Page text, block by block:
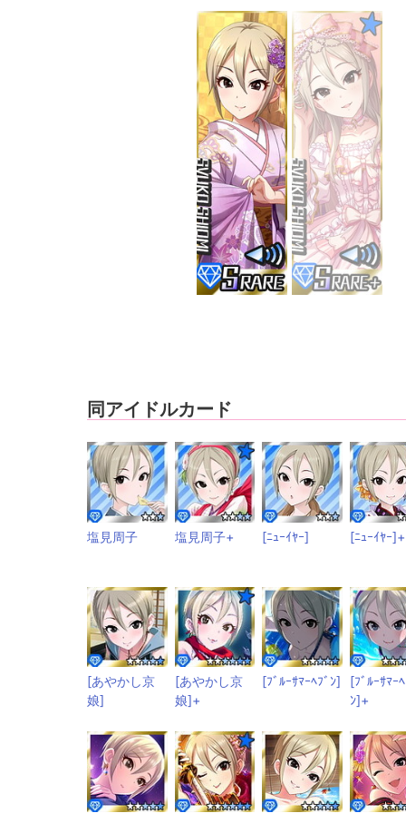
同アイドルカード
塩見周子 塩見周子+ [ﾆｭｰｲﾔｰ] [ﾆｭｰｲﾔｰ]+
[あやかし京
娘]
[あやかし京
娘]+
[ﾌﾞﾙｰｻﾏｰﾍﾌﾞﾝ]
[ﾌﾞﾙｰｻﾏｰ
ﾝ]+